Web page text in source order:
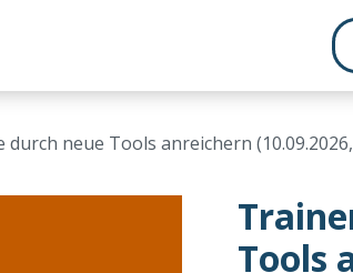
durch neue Tools anreichern
Tools